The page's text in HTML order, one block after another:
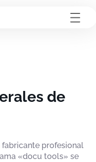
de
profesional
«docu tools» se